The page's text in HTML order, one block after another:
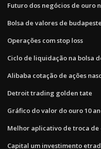
Futuro dos negócios de ouro
Bolsa de valores de
Operações com stop loss
Ciclo de liquidação na bolsa
Alibaba cotação de ações
Detroit trading golden tate
Gráfico do valor do ouro 10
Melhor aplicativo de troca
Capital um investimento